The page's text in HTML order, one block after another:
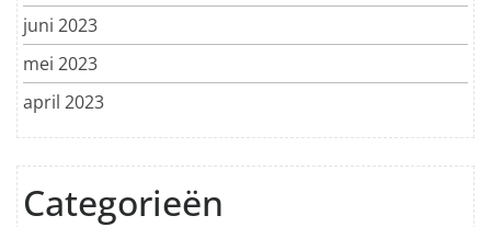
juni 2023
mei 2023
april 2023
Categorieën